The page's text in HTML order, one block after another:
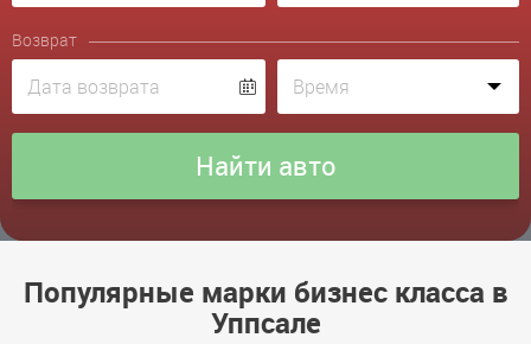
Возврат
Популярные марки бизнес класса в
Уппсале